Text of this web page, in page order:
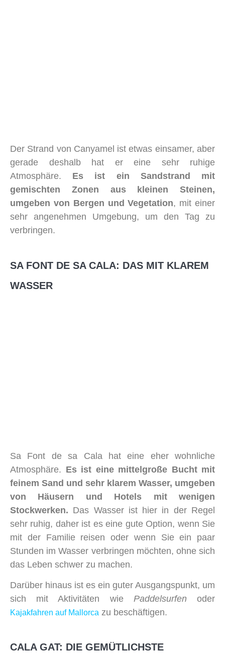
Der Strand von Canyamel ist etwas einsamer, aber
gerade deshalb hat er eine sehr ruhige
Atmosphäre. Es ist ein Sandstrand mit
gemischten Zonen aus kleinen Steinen,
umgeben von Bergen und Vegetation, mit einer
sehr angenehmen Umgebung, um den Tag zu
verbringen.
SA FONT DE SA CALA: DAS MIT KLAREM
WASSER
Sa Font de sa Cala hat eine eher wohnliche
Atmosphäre. Es ist eine mittelgroße Bucht mit
feinem Sand und sehr klarem Wasser, umgeben
von Häusern und Hotels mit wenigen
Stockwerken. Das Wasser ist hier in der Regel
sehr ruhig, daher ist es eine gute Option, wenn Sie
mit der Familie reisen oder wenn Sie ein paar
Stunden im Wasser verbringen möchten, ohne sich
das Leben schwer zu machen.
Darüber hinaus ist es ein guter Ausgangspunkt, um
sich mit Aktivitäten wie Paddelsurfen oder
Kajakfahren auf Mallorca zu beschäftigen.
CALA GAT: DIE GEMÜTLICHSTE